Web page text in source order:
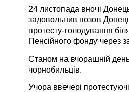
24 листопада вночі
задовольнив позов
протесту-голодування
Пенсійного фонду через
Станом на вчорашній
чорнобильців.
Учора ввечері